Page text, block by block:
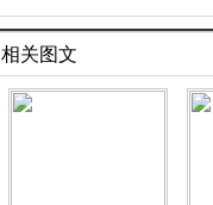
相关图文